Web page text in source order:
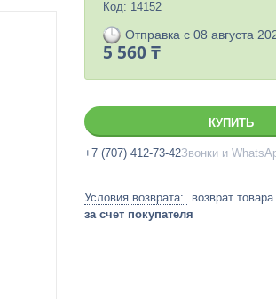
Код: 14152
Отправка с 08 августа
5 560 ₸
КУПИТЬ
+7 (707) 412-73-42Звонки и
возврат
за счет покупателя